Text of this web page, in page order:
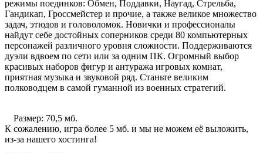
режимы поединков: Обмен, Поддавки, Наугад, Стрельба,
Гандикап, Гроссмейстер и прочие, а также великое множество
задач, этюдов и головоломок. Новички и профессионалы
найдут себе достойных соперников среди 80 компьютерных
персонажей различного уровня сложности. Поддерживаются
дуэли вдвоем по сети или за одним ПК. Огромный выбор
красивых наборов фигур и антуража игровых комнат,
приятная музыка и звуковой ряд. Станьте великим
полководцем в самой гуманной из военных стратегий.
Размер: 70,5 мб.
К сожалению, игра более 5 мб. и мы не можем её выложить,
из-за нашего хостинга!